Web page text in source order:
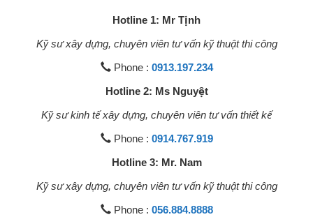
Hotline 1: Mr Tịnh
Kỹ sư xây dựng, chuyên viên tư vấn kỹ thuật thi công
Phone : 0913.197.234
Hotline 2: Ms Nguyệt
Kỹ sư kinh tế xây dựng, chuyên viên tư vấn thiết kế
Phone : 0914.767.919
Hotline 3: Mr. Nam
Kỹ sư xây dựng, chuyên viên tư vấn kỹ thuật thi công
Phone : 056.884.8888